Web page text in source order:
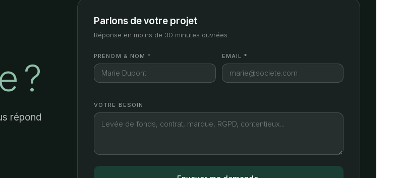
?
répond
Parlons de votre projet
Réponse en moins de 30 minutes ouvrées.
PRÉNOM & NOM * EMAIL *
VOTRE BESOIN